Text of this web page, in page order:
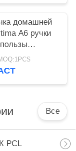
домашней
A6 ручки
микро-
Все
PCL